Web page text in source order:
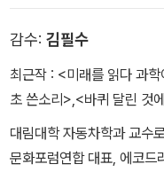
감수: 김필수
최근작 : <미래를 읽다 과
초 쓴소리>,<바퀴 달린 것
대림대학 자동차학과 교수
문화포럼연합 대표, 에코드